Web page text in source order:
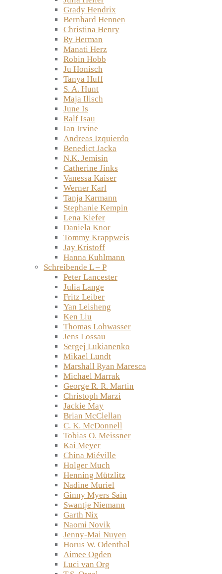
Grady Hendrix
Bernhard Hennen
Christina Henry
Ry Herman
Manati Herz
Robin Hobb
Ju Honisch
Tanya Huff
S. A. Hunt
Maja Ilisch
June Is
Ralf Isau
Ian Irvine
Andreas Izquierdo
Benedict Jacka
N.K. Jemisin
Catherine Jinks
Vanessa Kaiser
Werner Karl
Tanja Karmann
Stephanie Kempin
Lena Kiefer
Daniela Knor
Tommy Krappweis
Jay Kristoff
Hanna Kuhlmann
Schreibende L – P
Peter Lancester
Julia Lange
Fritz Leiber
Yan Leisheng
Ken Liu
Thomas Lohwasser
Jens Lossau
Sergej Lukianenko
Mikael Lundt
Marshall Ryan Maresca
Michael Marrak
George R. R. Martin
Christoph Marzi
Jackie May
Brian McClellan
C. K. McDonnell
Tobias O. Meissner
Kai Meyer
China Miéville
Holger Much
Henning Mützlitz
Nadine Muriel
Ginny Myers Sain
Swantje Niemann
Garth Nix
Naomi Novik
Jenny-Mai Nuyen
Horus W. Odenthal
Aimee Ogden
Luci van Org